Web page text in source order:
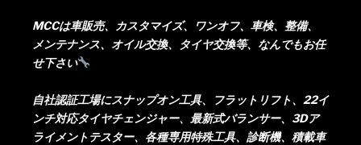
MCCは車販売、カスタマイズ、ワンオフ、車検、整備、
メンテナンス、オイル交換、タイヤ交換等、なんでもお任
せ下さい
自社認証工場にスナップオン工具、フラットリフト、22イ
ンチ対応タイヤチェンジャー、最新式バランサー、3Dア
ライメントテスター、各種専用特殊工具、診断機、積載車